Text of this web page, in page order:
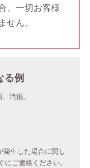
、一切お客様
ん。
る例
汚損。
生した場合に関し
ご連絡ください。